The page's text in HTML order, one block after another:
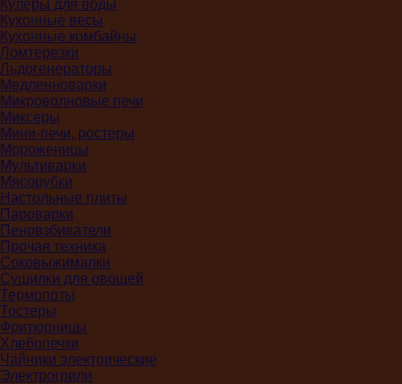
Кулеры для воды
Кухонные весы
Кухонные комбайны
Ломтерезки
Льдогенераторы
Медленноварки
Микроволновые печи
Миксеры
Мини-печи, ростеры
Мороженицы
Мультиварки
Мясорубки
Настольные плиты
Пароварки
Пеновзбиватели
Прочая техника
Соковыжималки
Сушилки для овощей
Термопоты
Тостеры
Фритюрницы
Хлебопечки
Чайники электрические
Электрогрили